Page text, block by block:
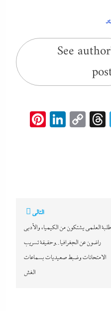
See
Telegram
Threads
Copy
التالي
طلبة العلمى يشتكون من الكيمياء والأدبي
راضون عن الجغرافيا..وحقيقة تسريب
الامتحانات وضبط صعيديات بسماعات
الغش